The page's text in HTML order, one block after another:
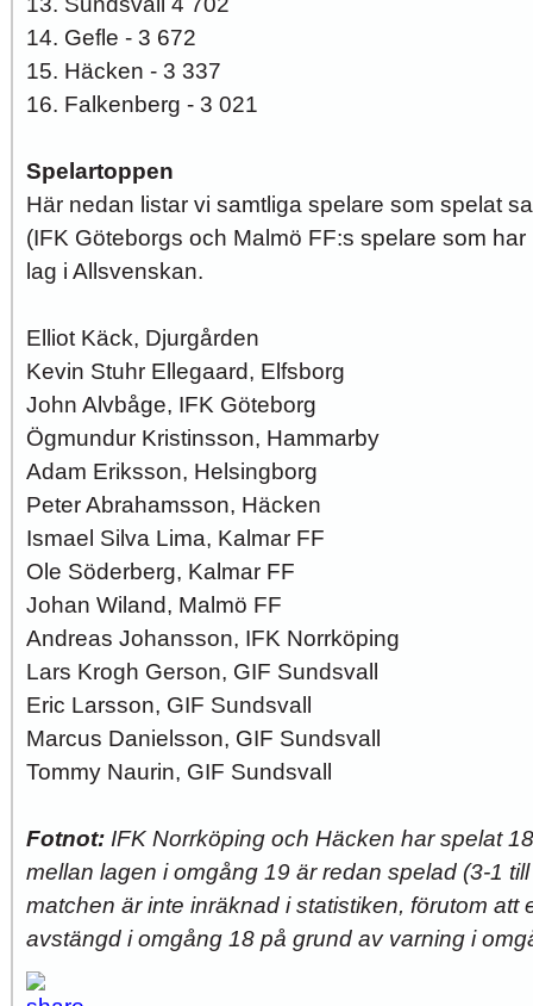
14. Gefle - 3 672
15. Häcken - 3 337
16. Falkenberg - 3 021
Spelartoppen
Här nedan listar vi samtliga spelare som spelat
(IFK Göteborgs och Malmö FF:s spelare som
lag i Allsvenskan.
Elliot Käck, Djurgården
Kevin Stuhr Ellegaard, Elfsborg
John Alvbåge, IFK Göteborg
Ögmundur Kristinsson, Hammarby
Adam Eriksson, Helsingborg
Peter Abrahamsson, Häcken
Ismael Silva Lima, Kalmar FF
Ole Söderberg, Kalmar FF
Johan Wiland, Malmö FF
Andreas Johansson, IFK Norrköping
Lars Krogh Gerson, GIF Sundsvall
Eric Larsson, GIF Sundsvall
Marcus Danielsson, GIF Sundsvall
Tommy Naurin, GIF Sundsvall
Fotnot: IFK Norrköping och Häcken har spelat
mellan lagen i omgång 19 är redan spelad (3-1
matchen är inte inräknad i statistiken, förutom att
avstängd i omgång 18 på grund av varning i